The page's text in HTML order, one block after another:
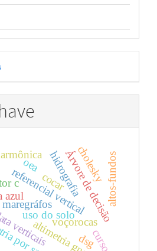
verticais
azul
voçorocas
uso do soloÁrvore de decisão
referencial vertical
altimetria gnss-r
maregráfos
hidrografia altos-fundos
cocar
dsg
c cholesky
oea
cursos